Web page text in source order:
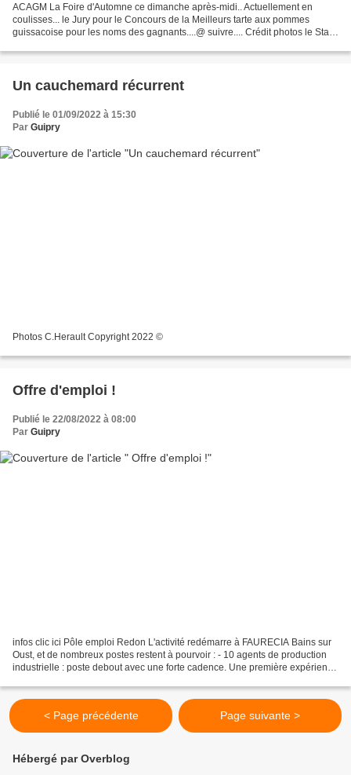
ACAGM La Foire d'Automne ce dimanche après-midi.. Actuellement en
coulisses... le Jury pour le Concours de la Meilleurs tarte aux pommes
guissacoise pour les noms des gagnants....@ suivre.... Crédit photos le Staff
Un cauchemard récurrent
Publié le 01/09/2022 à 15:30
Par Guipry
Photos C.Herault Copyright 2022 ©
Offre d'emploi !
Publié le 22/08/2022 à 08:00
Par Guipry
infos clic ici Pôle emploi Redon L'activité redémarre à FAURECIA Bains sur
Oust, et de nombreux postes restent à pourvoir : - 10 agents de production
industrielle : poste debout avec une forte cadence. Une première expérience
< Page précédente Page suivante >
Hébergé par Overblog